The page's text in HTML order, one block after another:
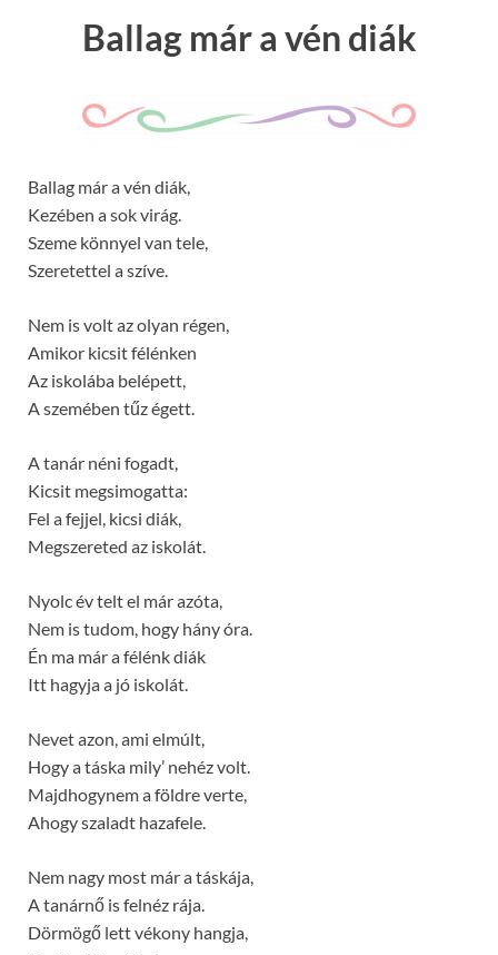
Ballag már a vén diák
Ballag már a vén diák,
Kezében a sok virág.
Szeme könnyel van tele,
Szeretettel a szíve.
Nem is volt az olyan régen,
Amikor kicsit félénken
Az iskolába belépett,
A szemében tűz égett.
A tanár néni fogadt,
Kicsit megsimogatta:
Fel a fejjel, kicsi diák,
Megszereted az iskolát.
Nyolc év telt el már azóta,
Nem is tudom, hogy hány óra.
Én ma már a félénk diák
Itt hagyja a jó iskolát.
Nevet azon, ami elmúlt,
Hogy a táska mily’ nehéz volt.
Majdhogynem a földre verte,
Ahogy szaladt hazafele.
Nem nagy most már a táskája,
A tanárnő is felnéz rája.
Dörmögő lett vékony hangja,